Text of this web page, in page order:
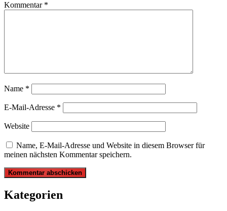
Kommentar *
Name *
E-Mail-Adresse *
Website
Name, E-Mail-Adresse und Website in diesem Browser für
meinen nächsten Kommentar speichern.
Kategorien